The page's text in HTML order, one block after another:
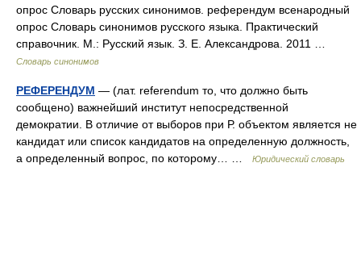
опрос Словарь русских синонимов. референдум всенародный
опрос Словарь синонимов русского языка. Практический
справочник. М.: Русский язык. З. Е. Александрова. 2011 …
Словарь синонимов
РЕФЕРЕНДУМ — (лат. referendum то, что должно быть
сообщено) важнейший институт непосредственной
демократии. В отличие от выборов при Р. объектом является не
кандидат или список кандидатов на определенную должность,
а определенный вопрос, по которому… …
Юридический словарь